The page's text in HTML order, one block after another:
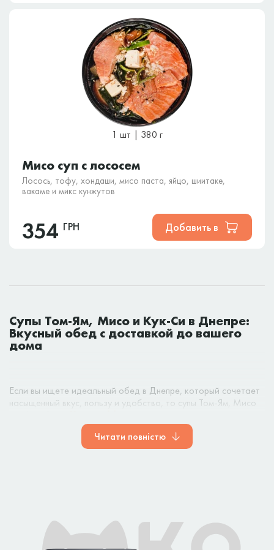
1 шт | 380 г
Мисо суп с лососем
Лосось, тофу, хондаши, мисо паста, яйцо, шиитаке,
вакаме и микс кунжутов
354 ГРН Добавить в
Супы Том-Ям, Мисо и Кук-Си в Днепре:
Вкусный обед с доставкой до вашего
дома
Если вы ищете идеальный обед в Днепре, который сочетает
насыщенный вкус, пользу и удобство, то супы Том-Ям, Мисо
Эти супы – настоящие жемчужины азиатской кухни, которые
уже давно завоевали сердца гурманов по всему миру. Они
прекрасно подходят как для быстрого перекуса, так и для
ЧТО ТАКОЕ СУПЫ ТОМ-ЯМ, МИСО И КУК-СИ?
Читати повністю